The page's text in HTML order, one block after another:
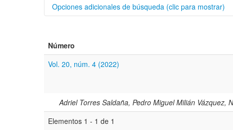
Opciones adicionales de búsqueda (clic para mostrar)
Texto completo
Archivo(s) adicional(es)
Número
Vol. 20, núm. 4 (2022)
Adriel Torres Saldaña, Pedro Miguel Milián
Elementos 1 - 1 de 1